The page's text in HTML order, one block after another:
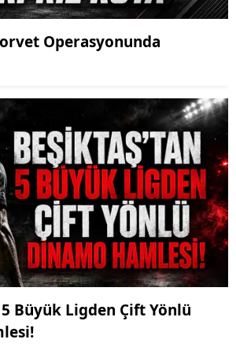
Operasyonunda
Büyük Ligden Çift Yönlü